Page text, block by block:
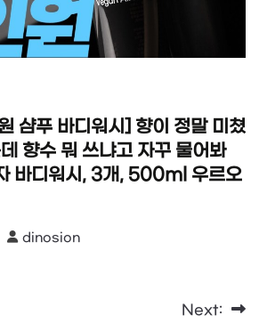
샴푸 바디워시] 향이 정말 미쳤
향수 뭐 쓰냐고 자꾸 물어봐
바디워시, 3개, 500ml 우르오
dinosion
Next: